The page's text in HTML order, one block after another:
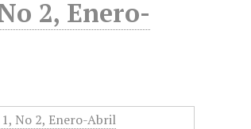
2, Enero-
No 2, Enero-Abril